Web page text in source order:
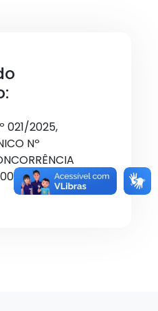
021/2025,
Nº
2025